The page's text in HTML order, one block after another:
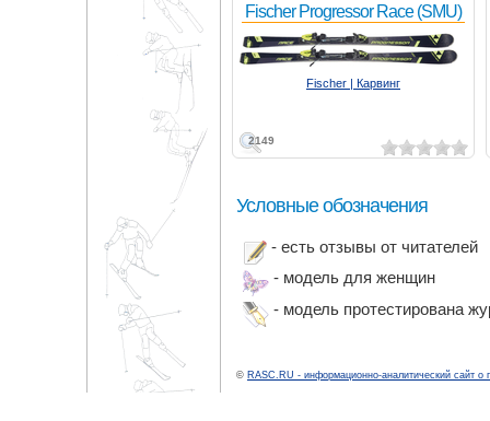
2149
Fischer Progressor Race (SMU)
Fischer | Карвинг
Условные обозначения
- есть отзывы от читателей
- модель для женщин
- модель протестирована
© RASC.RU - информационно-аналитический сайт о